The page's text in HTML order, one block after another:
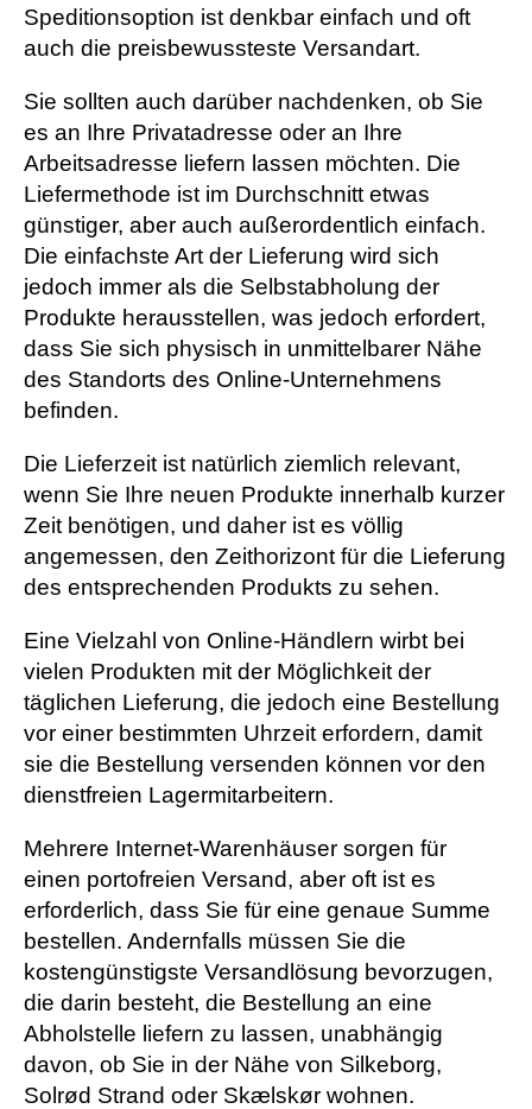
Speditionsoption ist denkbar einfach und oft
auch die preisbewussteste Versandart.
Sie sollten auch darüber nachdenken, ob Sie
es an Ihre Privatadresse oder an Ihre
Arbeitsadresse liefern lassen möchten. Die
Liefermethode ist im Durchschnitt etwas
günstiger, aber auch außerordentlich einfach.
Die einfachste Art der Lieferung wird sich
jedoch immer als die Selbstabholung der
Produkte herausstellen, was jedoch erfordert,
dass Sie sich physisch in unmittelbarer Nähe
des Standorts des Online-Unternehmens
befinden.
Die Lieferzeit ist natürlich ziemlich relevant,
wenn Sie Ihre neuen Produkte innerhalb kurzer
Zeit benötigen, und daher ist es völlig
angemessen, den Zeithorizont für die Lieferung
des entsprechenden Produkts zu sehen.
Eine Vielzahl von Online-Händlern wirbt bei
vielen Produkten mit der Möglichkeit der
täglichen Lieferung, die jedoch eine Bestellung
vor einer bestimmten Uhrzeit erfordern, damit
sie die Bestellung versenden können vor den
dienstfreien Lagermitarbeitern.
Mehrere Internet-Warenhäuser sorgen für
einen portofreien Versand, aber oft ist es
erforderlich, dass Sie für eine genaue Summe
bestellen. Andernfalls müssen Sie die
kostengünstigste Versandlösung bevorzugen,
die darin besteht, die Bestellung an eine
Abholstelle liefern zu lassen, unabhängig
davon, ob Sie in der Nähe von Silkeborg,
Solrød Strand oder Skælskør wohnen.